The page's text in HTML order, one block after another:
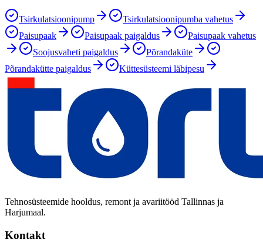
Tsirkulatsioonipump
Tsirkulatsioonipumba vahetus
Paisupaak
Paisupaak paigaldus
Paisupaak vahetus
Soojusvaheti paigaldus
Põrandaküte
Põrandakütte paigaldus
Küttesüsteemi läbipesu
Tehnosüsteemide hooldus, remont ja avariitööd Tallinnas ja
Harjumaal.
Kontakt